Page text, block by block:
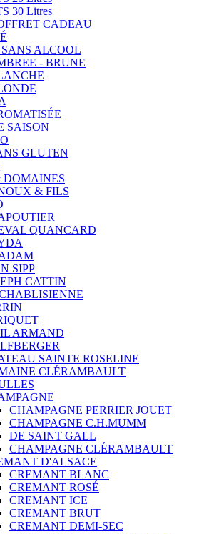
30 Litres
CADEAU
SANS ALCOOL
- BRUNE
SAISON
GLUTEN
DOMAINES
& FILS
QUANCARD
SIPP
CATTIN
ARMAND
SAINTE ROSELINE
CLÉRAMBAULT
CHAMPAGNE PERRIER JOUET
CHAMPAGNE C.H.MUMM
DE SAINT GALL
CHAMPAGNE CLÉRAMBAULT
D'ALSACE
CREMANT BLANC
CREMANT ROSÉ
CREMANT ICE
CREMANT BRUT
CREMANT DEMI-SEC